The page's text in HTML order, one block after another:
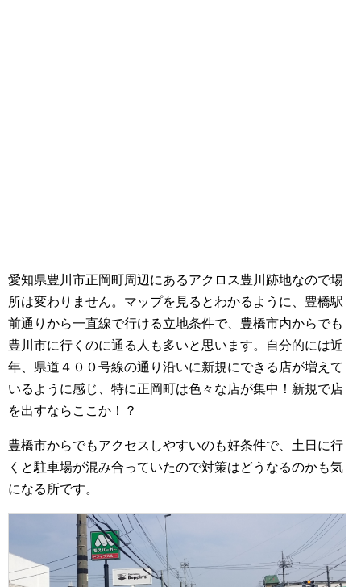
愛知県豊川市正岡町周辺にあるアクロス豊川跡地なので場
所は変わりません。マップを見るとわかるように、豊橋駅
前通りから一直線で行ける立地条件で、豊橋市内からでも
豊川市に行くのに通る人も多いと思います。自分的には近
年、県道４００号線の通り沿いに新規にできる店が増えて
いるように感じ、特に正岡町は色々な店が集中！新規で店
を出すならここか！？
豊橋市からでもアクセスしやすいのも好条件で、土日に行
くと駐車場が混み合っていたので対策はどうなるのかも気
になる所です。